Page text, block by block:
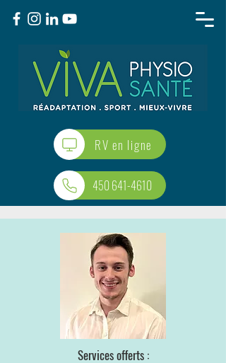
RV en ligne
450 641-4610
Services offerts :